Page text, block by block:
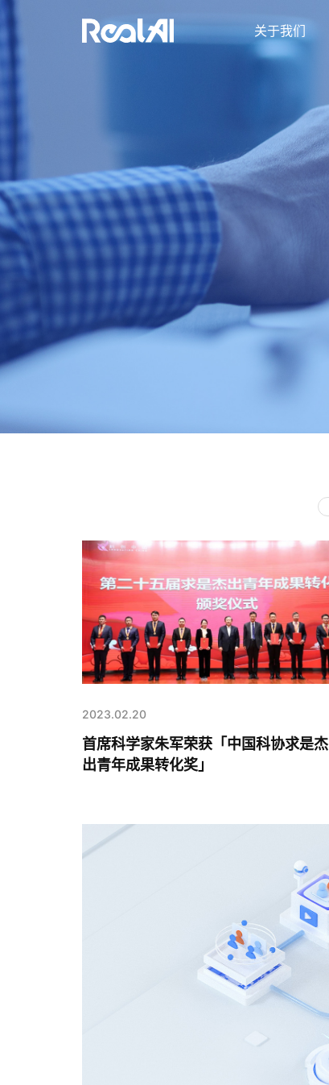
关于我们
2023.02.20
首席科学家朱军荣获「中国科协求是杰
出青年成果转化奖」